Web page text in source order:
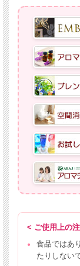
< ご使用上の
食品ではあ
たりしない